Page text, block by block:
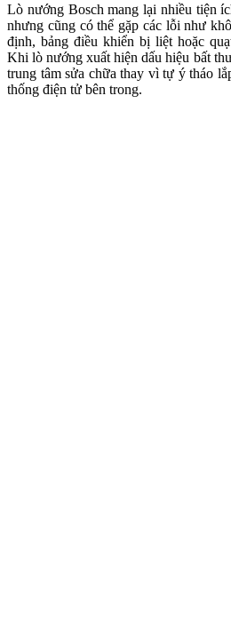
Lò nướng Bosch mang lại nhiều tiện
nhưng cũng có thể gặp các lỗi như
định, bảng điều khiển bị liệt hoặc
Khi lò nướng xuất hiện dấu hiệu bất
trung tâm sửa chữa thay vì tự ý tháo
thống điện tử bên trong.